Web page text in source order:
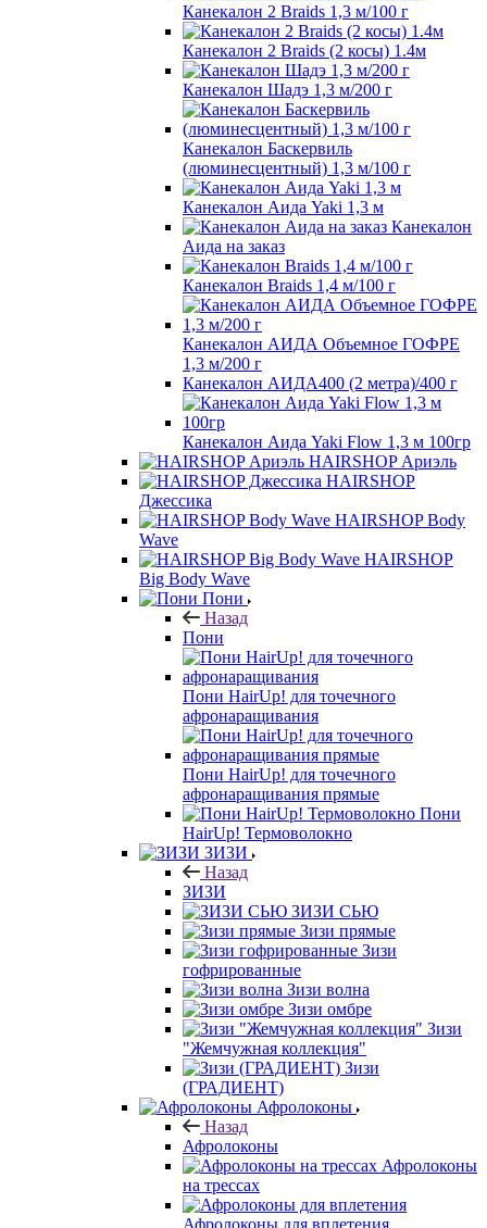
Канекалон 2 Braids 1,3 м/100 г
Канекалон 2 Braids (2 косы) 1.4м
Канекалон Шадэ 1,3 м/200 г
Канекалон Баскервиль
(люминесцентный) 1,3 м/100 г
Канекалон Аида Yaki 1,3 м
Канекалон
Аида на заказ
Канекалон Braids 1,4 м/100 г
Канекалон АИДА Объемное ГОФРЕ
1,3 м/200 г
Канекалон АИДА400 (2 метра)/400 г
Канекалон Аида Yaki Flow 1,3 м 100гр
HAIRSHOP Ариэль
HAIRSHOP
Джессика
HAIRSHOP Body
Wave
HAIRSHOP
Big Body Wave
Пони
Назад
Пони
Пони HairUp! для точечного
афронаращивания
Пони HairUp! для точечного
афронаращивания прямые
Пони
HairUp! Термоволокно
ЗИЗИ
Назад
ЗИЗИ
ЗИЗИ СЬЮ
Зизи прямые
Зизи
гофрированные
Зизи волна
Зизи омбре
Зизи
"Жемчужная коллекция"
Зизи
(ГРАДИЕНТ)
Афролоконы
Назад
Афролоконы
Афролоконы
на трессах
Афролоконы для вплетения